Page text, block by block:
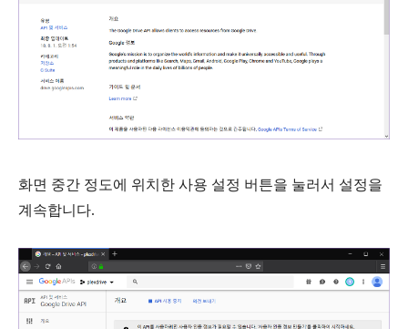
화면 중간 정도에 위치한 사용 설정 버튼을 눌러서 설정을
계속합니다.